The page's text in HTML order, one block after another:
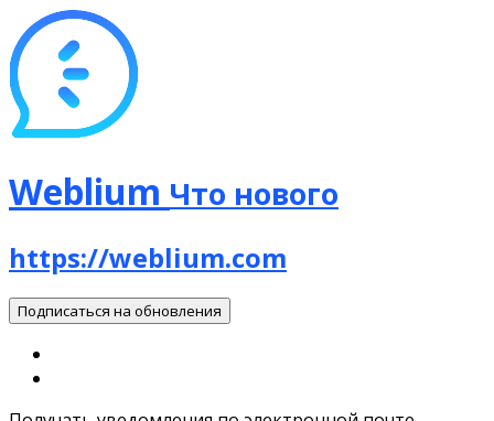
Weblium Что нового
https://weblium.com
Подписаться на обновления